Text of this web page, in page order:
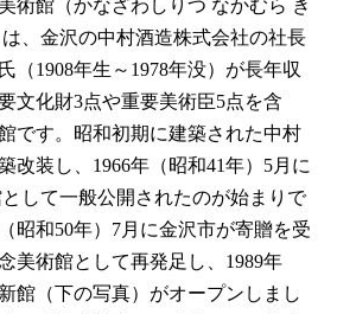
術館（かなざわしりつ なかむら き
、金沢の中村酒造株式会社の社長
（1908年生～1978年没）が長年収
文化財3点や重要美術臣5点を含
です。昭和初期に建築された中村
改装し、1966年（昭和41年）5月に
して一般公開されたのが始まりで
昭和50年）7月に金沢市が寄贈を受
美術館として再発足し、1989年
館（下の写真）がオープンしまし